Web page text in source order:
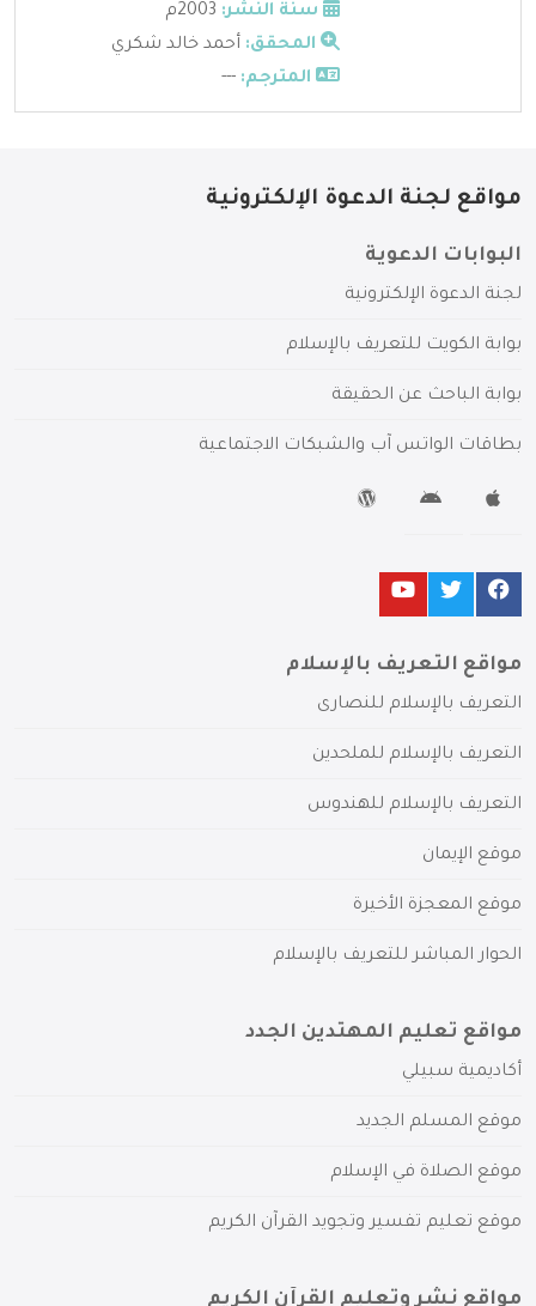
سنة النشر:
المحقق: أحمد خالد شكري
المترجم: ---
مواقع لجنة الدعوة الإلكترونية
البوابات الدعوية
لجنة الدعوة الإلكترونية
بوابة الكويت للتعريف بالإسلام
بوابة الباحث عن الحقيقة
بطاقات الواتس آب والشبكات الاجتماعية
مواقع التعريف بالإسلام
التعريف بالإسلام للنصارى
التعريف بالإسلام للملحدين
التعريف بالإسلام للهندوس
موقع الإيمان
موقع المعجزة الأخيرة
الحوار المباشر للتعريف بالإسلام
مواقع تعليم المهتدين الجدد
أكاديمية سبيلي
موقع المسلم الجديد
موقع الصلاة في الإسلام
موقع تعليم تفسير وتجويد القرآن الكريم
مواقع نشر وتعليم القرآن الكريم